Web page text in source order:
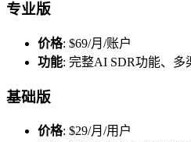
专业版
价格: $69/月/账户
功能: 完整AI SDR功能、
基础版
价格: $29/月/用户